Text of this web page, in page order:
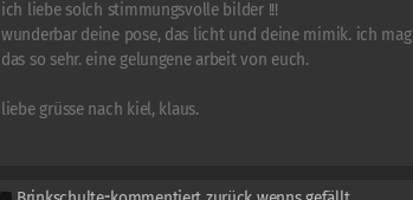
ich liebe solch stimmungsvolle bilder !!!
wunderbar deine pose, das licht und deine mimik. ich mag
das so sehr. eine gelungene arbeit von euch.
liebe grüsse nach kiel, klaus.